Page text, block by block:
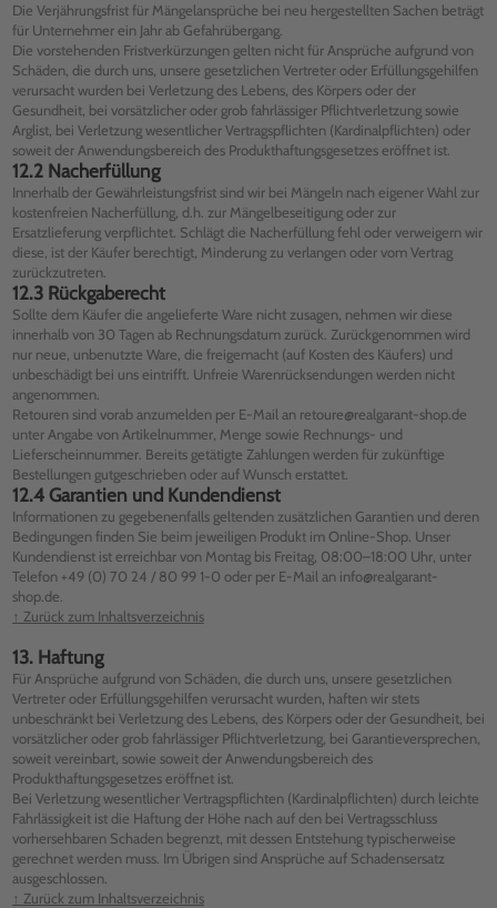
Die Verjährungsfrist für Mängelansprüche bei neu hergestellten Sachen beträgt
für Unternehmer ein Jahr ab Gefahrübergang.
Die vorstehenden Fristverkürzungen gelten nicht für Ansprüche aufgrund von
Schäden, die durch uns, unsere gesetzlichen Vertreter oder Erfüllungsgehilfen
verursacht wurden bei Verletzung des Lebens, des Körpers oder der
Gesundheit, bei vorsätzlicher oder grob fahrlässiger Pflichtverletzung sowie
Arglist, bei Verletzung wesentlicher Vertragspflichten (Kardinalpflichten) oder
soweit der Anwendungsbereich des Produkthaftungsgesetzes eröffnet ist.
12.2 Nacherfüllung
Innerhalb der Gewährleistungsfrist sind wir bei Mängeln nach eigener Wahl zur
kostenfreien Nacherfüllung, d.h. zur Mängelbeseitigung oder zur
Ersatzlieferung verpflichtet. Schlägt die Nacherfüllung fehl oder verweigern wir
diese, ist der Käufer berechtigt, Minderung zu verlangen oder vom Vertrag
zurückzutreten.
12.3 Rückgaberecht
Sollte dem Käufer die angelieferte Ware nicht zusagen, nehmen wir diese
innerhalb von 30 Tagen ab Rechnungsdatum zurück. Zurückgenommen wird
nur neue, unbenutzte Ware, die freigemacht (auf Kosten des Käufers) und
unbeschädigt bei uns eintrifft. Unfreie Warenrücksendungen werden nicht
angenommen.
Retouren sind vorab anzumelden per E-Mail an retoure@realgarant-shop.de
unter Angabe von Artikelnummer, Menge sowie Rechnungs- und
Lieferscheinnummer. Bereits getätigte Zahlungen werden für zukünftige
Bestellungen gutgeschrieben oder auf Wunsch erstattet.
12.4 Garantien und Kundendienst
Informationen zu gegebenenfalls geltenden zusätzlichen Garantien und deren
Bedingungen finden Sie beim jeweiligen Produkt im Online-Shop. Unser
Kundendienst ist erreichbar von Montag bis Freitag, 08:00–18:00 Uhr, unter
Telefon +49 (0) 70 24 / 80 99 1-0 oder per E-Mail an info@realgarant-
shop.de.
↑ Zurück zum Inhaltsverzeichnis
13. Haftung
Für Ansprüche aufgrund von Schäden, die durch uns, unsere gesetzlichen
Vertreter oder Erfüllungsgehilfen verursacht wurden, haften wir stets
unbeschränkt bei Verletzung des Lebens, des Körpers oder der Gesundheit, bei
vorsätzlicher oder grob fahrlässiger Pflichtverletzung, bei Garantieversprechen,
soweit vereinbart, sowie soweit der Anwendungsbereich des
Produkthaftungsgesetzes eröffnet ist.
Bei Verletzung wesentlicher Vertragspflichten (Kardinalpflichten) durch leichte
Fahrlässigkeit ist die Haftung der Höhe nach auf den bei Vertragsschluss
vorhersehbaren Schaden begrenzt, mit dessen Entstehung typischerweise
gerechnet werden muss. Im Übrigen sind Ansprüche auf Schadensersatz
ausgeschlossen.
↑ Zurück zum Inhaltsverzeichnis